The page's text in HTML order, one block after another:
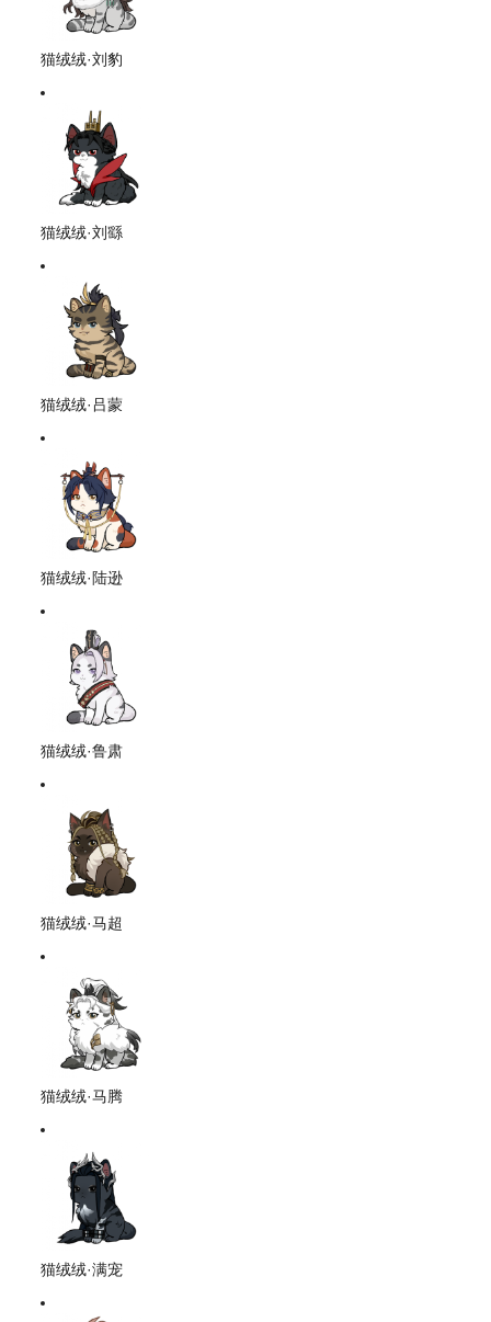
猫绒绒·刘豹
猫绒绒·刘繇
猫绒绒·吕蒙
猫绒绒·陆逊
猫绒绒·鲁肃
猫绒绒·马超
猫绒绒·马腾
猫绒绒·满宠